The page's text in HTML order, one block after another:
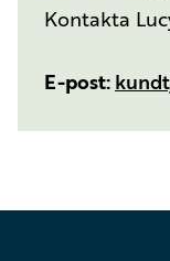
Kontakta
E-post